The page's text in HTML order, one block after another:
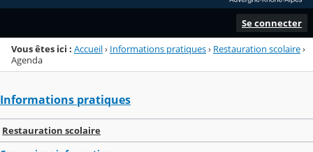
Se connecter
Vous êtes ici : Accueil› Informations pratiques› Restauration scolaire›
Agenda
Informations pratiques
Restauration scolaire